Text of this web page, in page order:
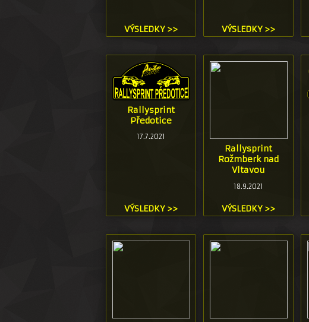
VÝSLEDKY >> VÝSLEDKY >>
Rallysprint
Předotice
17.7.2021
VÝSLEDKY >>
Rallysprint
Rožmberk nad
Vltavou
18.9.2021
VÝSLEDKY >>